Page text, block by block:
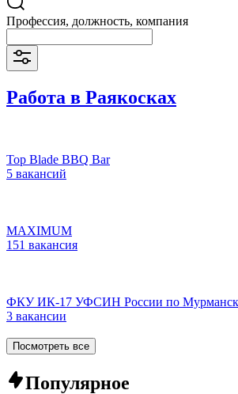
Профессия, должность, компания
Работа в Раякосках
Top Blade BBQ Bar
5 вакансий
MAXIMUM
151 вакансия
ФКУ ИК-17 УФСИН России по
3 вакансии
Посмотреть все
Популярное